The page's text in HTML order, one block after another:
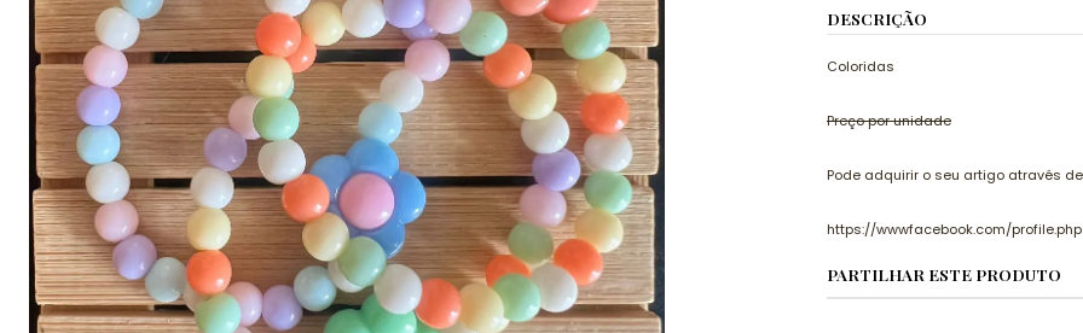
DESCRIÇÃO
Coloridas
Preço por unidade
Pode adquirir o seu artigo através
https://wwwfacebook.com/
PARTILHAR ESTE PRODUTO